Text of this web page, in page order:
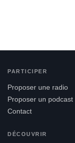
PARTICIPER
Proposer une radio
Proposer un podcast
Contact
DÉCOUVRIR